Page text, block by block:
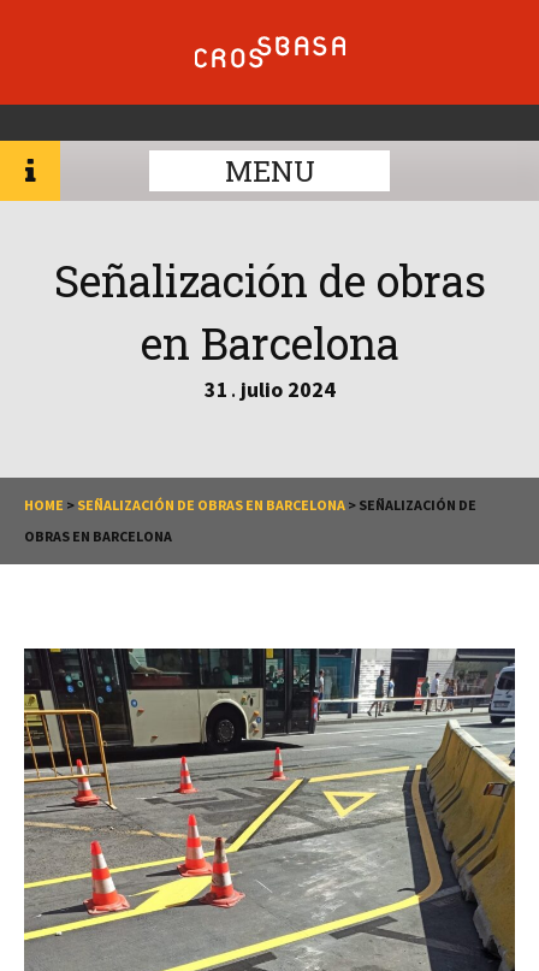
MENU
Señalización de obras
en Barcelona
31 . julio 2024
HOME > SEÑALIZACIÓN DE OBRAS EN BARCELONA > SEÑALIZACIÓN DE
OBRAS EN BARCELONA